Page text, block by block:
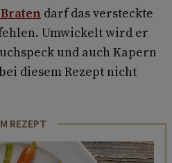
darf das versteckte
Umwickelt wird er
und auch Kapern
diesem Rezept nicht
REZEPT